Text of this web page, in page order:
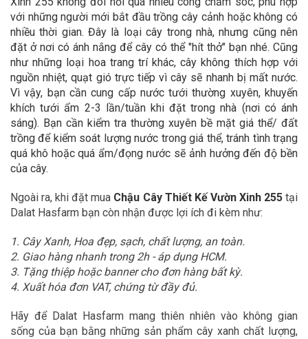
với những người mới bắt đầu trồng cây cảnh hoặc không có
nhiều thời gian. Đây là loại cây trong nhà, nhưng cũng nên
đặt ở nơi có ánh nắng để cây có thể "hít thở" bạn nhé. Cũng
như những loại hoa trang trí khác, cây không thích hợp với
nguồn nhiệt, quạt gió trực tiếp vì cây sẽ nhanh bị mất nước.
Vì vậy, bạn cần cung cấp nước tưới thường xuyên, khuyến
khích tưới ẩm 2-3 lần/tuần khi đặt trong nhà (nơi có ánh
sáng). Bạn cần kiểm tra thường xuyên bề mặt giá thể/ đất
trồng để kiểm soát lượng nước trong giá thể, tránh tình trạng
quá khô hoặc quá ẩm/đọng nước sẽ ảnh hưởng đến độ bền
của cây.
Ngoài ra, khi đặt mua Chậu Cây Thiết Kế Vườn Xinh 255 tại
Dalat Hasfarm bạn còn nhận được lợi ích đi kèm như:
1. Cây Xanh, Hoa đẹp, sạch, chất lượng, an toàn.
2. Giao hàng nhanh trong 2h - áp dụng HCM.
3. Tặng thiệp hoặc banner cho đơn hàng bất kỳ.
4. Xuất hóa đơn VAT, chứng từ đầy đủ.
Hãy để Dalat Hasfarm mang thiên nhiên vào không gian
sống của bạn bằng những sản phẩm cây xanh chất lượng,